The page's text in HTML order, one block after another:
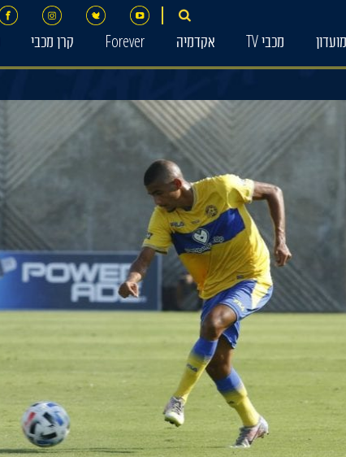
מכבי TV אקדמיה Forever קרן מכבי